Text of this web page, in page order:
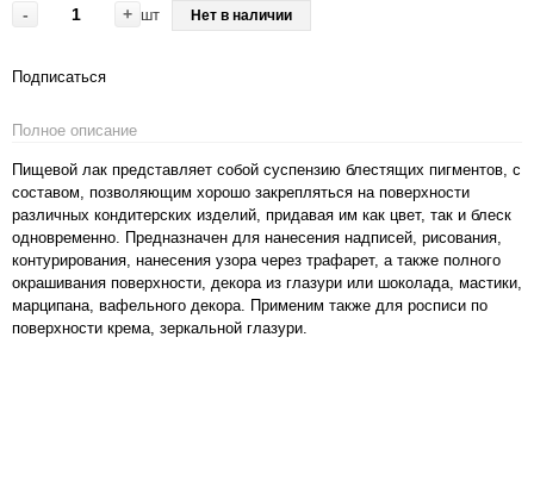
- + шт Нет в наличии
Подписаться
Полное описание
Пищевой лак представляет собой суспензию блестящих пигментов, с
составом, позволяющим хорошо закрепляться на поверхности
различных кондитерских изделий, придавая им как цвет, так и блеск
одновременно. Предназначен для нанесения надписей, рисования,
контурирования, нанесения узора через трафарет, а также полного
окрашивания поверхности, декора из глазури или шоколада, мастики,
марципана, вафельного декора. Применим также для росписи по
поверхности крема, зеркальной глазури.